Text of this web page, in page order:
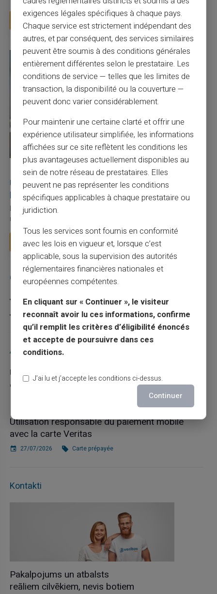
Lire la suite
27/07/2026 Veritas Carte prépayée
Utilisation responsable du paiement mobile avec
la carte Veritas
Le paiement mobile s'est imposé dans les habitudes quotidiennes,
mais il appelle des réflexes pour é...
Lire la suite
Catégories
Carte prépayée
Escroquerie
Articles récents
Une carte bancaire gratuite sans compte, ça
existe ?
Utilisation responsable du paiement mobile
avec la carte Veritas
27/07/2026 Carte prépayée
Kontakti
Pakalpojums un atbalsts
reāliem cilvēkiem, nevis botiem
exigences légales spécifiques à chaque pays.
Chaque service est strictement indépendant des
autres, et par conséquent, des services similaires
peuvent être soumis à des conditions générales
entièrement différentes selon le prestataire. Les
conditions de service — telles que les limites de
transaction, la disponibilité ou la couverture —
peuvent donc varier considérablement.
Pour maintenir une certaine clarté et offrir une
expérience utilisateur simplifiée, les informations
affichées sur ce site reflètent les conditions les
plus avantageuses actuellement disponibles au
sein de notre réseau de prestataires. Elles
peuvent ne pas représenter les conditions
spécifiques applicables à chaque prestataire ou
juridiction.
Tous les services sont fournis en conformité
avec les lois en vigueur et, lorsque c’est
applicable, sous la supervision des autorités
réglementaires financières nationales et
européennes compétentes.
En cliquant sur « Continuer », le visiteur
reconnaît avoir lu ces informations, confirme
qu’il remplit les critères d’éligibilité énoncés
et accepte de poursuivre dans ces
conditions.
J’ai lu et j’accepte les conditions ci-dessus.
Continuer